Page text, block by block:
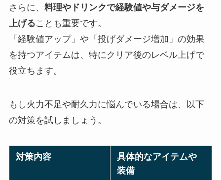
さらに、 料理やドリンクで経験値や与ダメージを
上げることも重要です。
「経験値アップ」や「投げダメージ増加」の効果
を持つアイテムは、特にクリア後のレベル上げで
役立ちます。
もし火力不足や耐久力に悩んでいる場合は、以下
の対策を試しましょう。
対策内容
具体的なアイテムや
装備